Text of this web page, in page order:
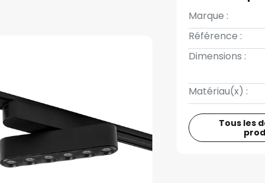
Marque :
Référence :
Dimensions :
Matériau(x) :
Tous les